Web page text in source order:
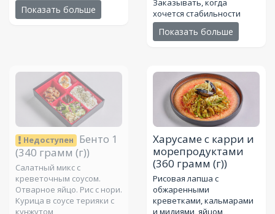
Показать больше
Заказывать, когда
хочется стабильности
Показать больше
Недоступен
Бенто 1
(340 грамм (г))
Салатный микс с
креветочным соусом.
Отварное яйцо. Рис с нори.
Курица в соусе терияки с
кунжутом
Харусаме с карри и
морепродуктами
(360 грамм (г))
Рисовая лапша с
обжаренными
креветками, кальмарами